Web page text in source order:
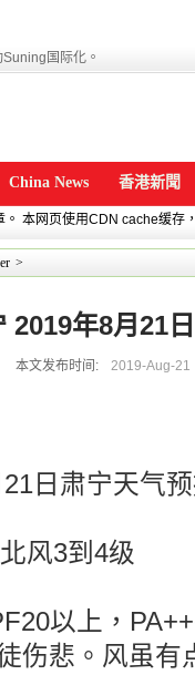
国际化。
China News 香港新聞
本网页使用CDN cache缓存
>
年8月21
本文发布时间: 2019-Aug-21
日肃宁天气
风3到4级
以上，
伤悲。风虽有